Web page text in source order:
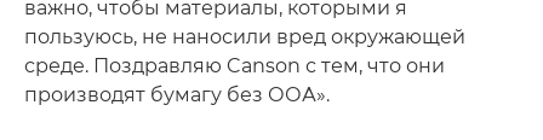
важно, чтобы материалы, которыми я
пользуюсь, не наносили вред окружающей
среде. Поздравляю Canson с тем, что они
производят бумагу без ООА».